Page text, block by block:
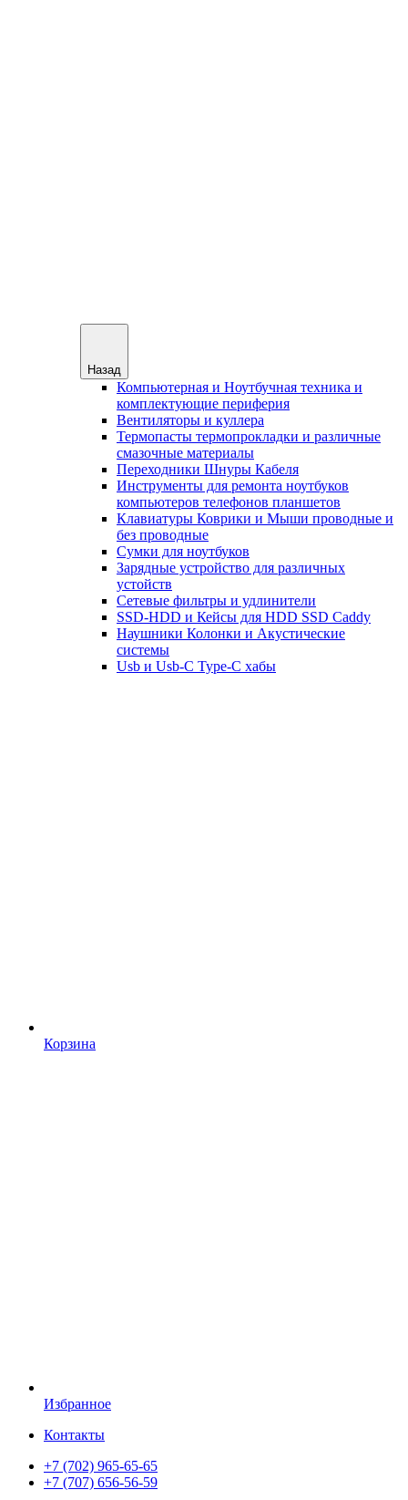
Назад
Компьютерная и Ноутбучная техника и
комплектующие периферия
Вентиляторы и куллера
Термопасты термопрокладки и различные
смазочные материалы
Переходники Шнуры Кабеля
Инструменты для ремонта ноутбуков
компьютеров телефонов планшетов
Клавиатуры Коврики и Мыши проводные и
без проводные
Сумки для ноутбуков
Зарядные устройство для различных
устойств
Сетевые фильтры и удлинители
SSD-HDD и Кейсы для HDD SSD Caddy
Наушники Колонки и Акустические
системы
Usb и Usb-C Type-C хабы
Корзина
Избранное
Контакты
+7 (702) 965-65-65
+7 (707) 656-56-59